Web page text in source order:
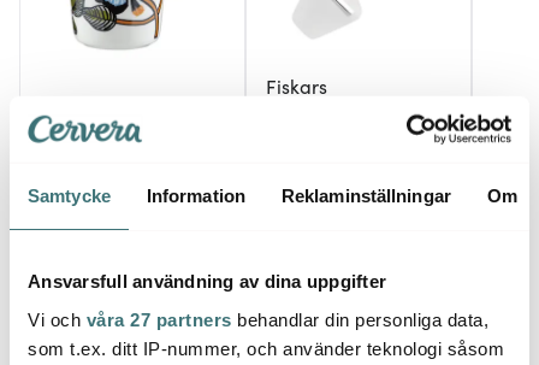
Samtycke Information Reklaminställningar Om
Ansvarsfull användning av dina uppgifter
Vi och våra 27 partners behandlar din personliga data,
som t.ex. ditt IP-nummer, och använder teknologi såsom
Oiva Tiara mugg 25 cl
I lager
Fiskars
Folken osthyvel för
hårda ostar 20 cm